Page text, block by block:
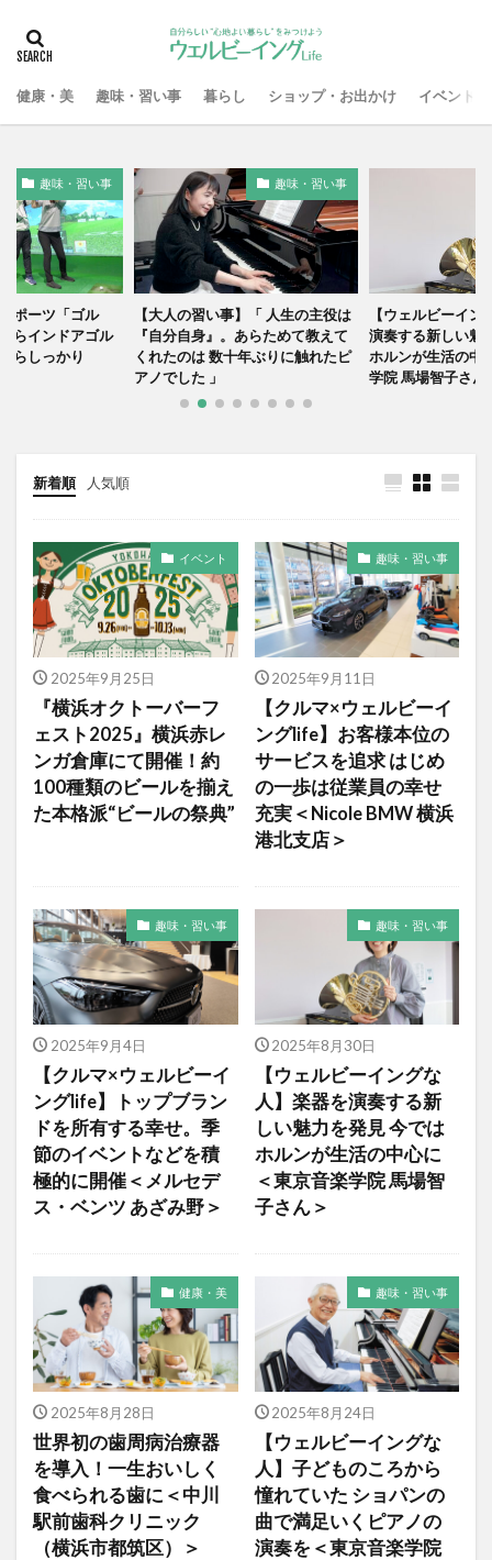
健康・美 趣味・習い事 暮らし ショップ・お出かけ イベント
趣味・習い事
ポーツ「ゴル
らインドアゴル
らしっかり
趣味・習い事
【大人の習い事】「 人生の主役は
『自分自身』。あらためて教えて
くれたのは 数十年ぶりに触れたピ
アノでした 」
【ウェルビーイ
演奏する新しい魅
ホルンが生活の中
学院 馬場智子さん
新着順 人気順
イベント
2025年9月25日
『横浜オクトーバーフ
ェスト2025』横浜赤レ
ンガ倉庫にて開催！約
100種類のビールを揃え
た本格派“ビールの祭典”
趣味・習い事
2025年9月11日
【クルマ×ウェルビーイ
ングlife】お客様本位の
サービスを追求 はじめ
の一歩は従業員の幸せ
充実＜Nicole BMW 横浜
港北支店＞
趣味・習い事
2025年9月4日
【クルマ×ウェルビーイ
ングlife】トップブラン
ドを所有する幸せ。季
節のイベントなどを積
極的に開催＜メルセデ
ス・ベンツ あざみ野＞
趣味・習い事
2025年8月30日
【ウェルビーイングな
人】楽器を演奏する新
しい魅力を発見 今では
ホルンが生活の中心に
＜東京音楽学院 馬場智
子さん＞
健康・美
2025年8月28日
世界初の歯周病治療器
を導入！一生おいしく
食べられる歯に＜中川
駅前歯科クリニック
（横浜市都筑区）＞
趣味・習い事
2025年8月24日
【ウェルビーイングな
人】子どものころから
憧れていた ショパンの
曲で満足いくピアノの
演奏を＜東京音楽学院
タグ
大人の症状別Q&A
習い事
美容皮膚科
イベント
検索